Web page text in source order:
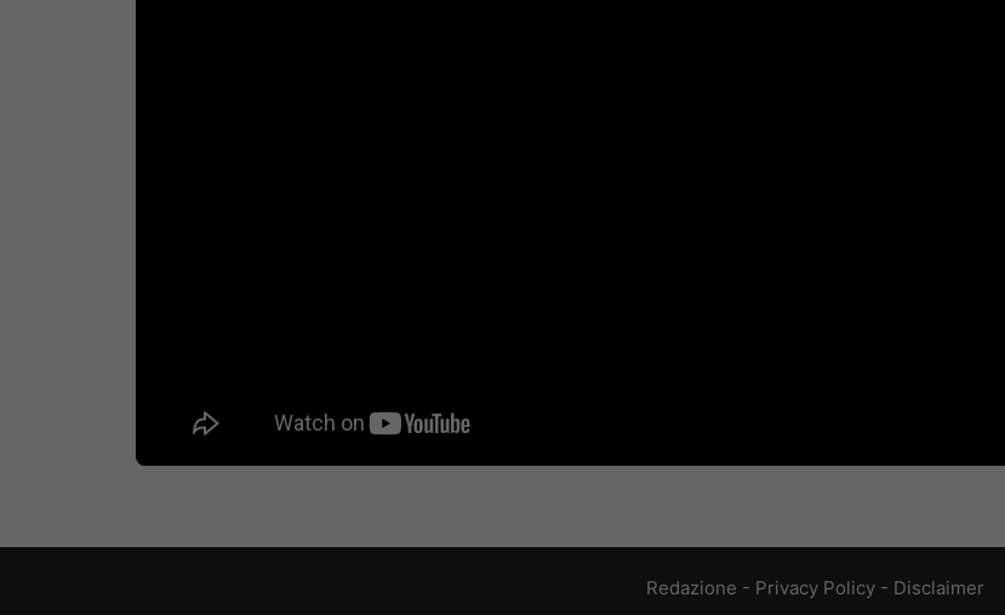
Redazione - Privacy Policy- Disclaimer